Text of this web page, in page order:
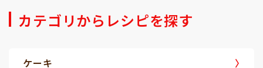
カテゴリからレシピを探す
ケーキ